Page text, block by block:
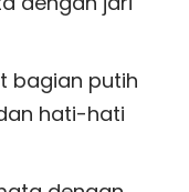
bagian putih
hati-hati